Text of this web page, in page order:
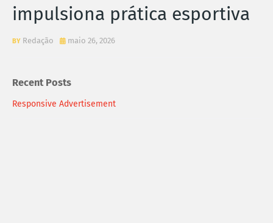
impulsiona prática esportiva
Redação maio 26, 2026
Recent Posts
Responsive Advertisement